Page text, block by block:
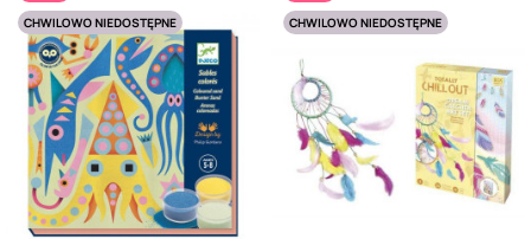
CHWILOWO NIEDOSTĘPNE
CHWILOWO NIEDOSTĘPNE